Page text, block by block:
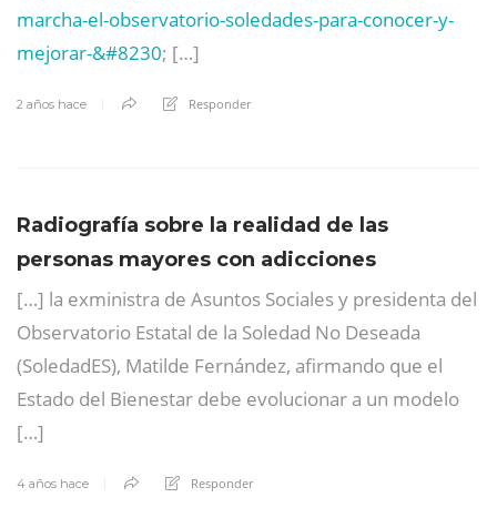
marcha-el-observatorio-soledades-para-conocer-y-
mejorar-&#8230; […]
2 años hace Responder
Radiografía sobre la realidad de las
personas mayores con adicciones
[…] la exministra de Asuntos Sociales y presidenta del
Observatorio Estatal de la Soledad No Deseada
(SoledadES), Matilde Fernández, afirmando que el
Estado del Bienestar debe evolucionar a un modelo
[…]
4 años hace Responder